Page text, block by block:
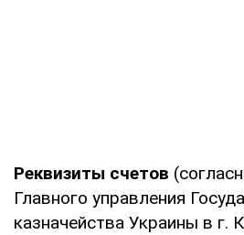
Реквизиты счетов
Главного управления
казначейства Украины в г.